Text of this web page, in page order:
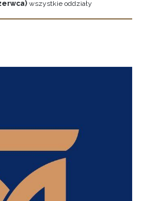
wszystkie oddziały